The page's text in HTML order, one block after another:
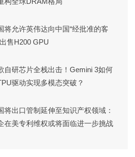
将允许英伟达向中国“经批准的客
出售H200 GPU
自研芯片全栈出击！Gemini 3如何
驱动实现多模态突破？
将出口管制延伸至知识产权领域：
在美专利维权或将面临进一步挑战